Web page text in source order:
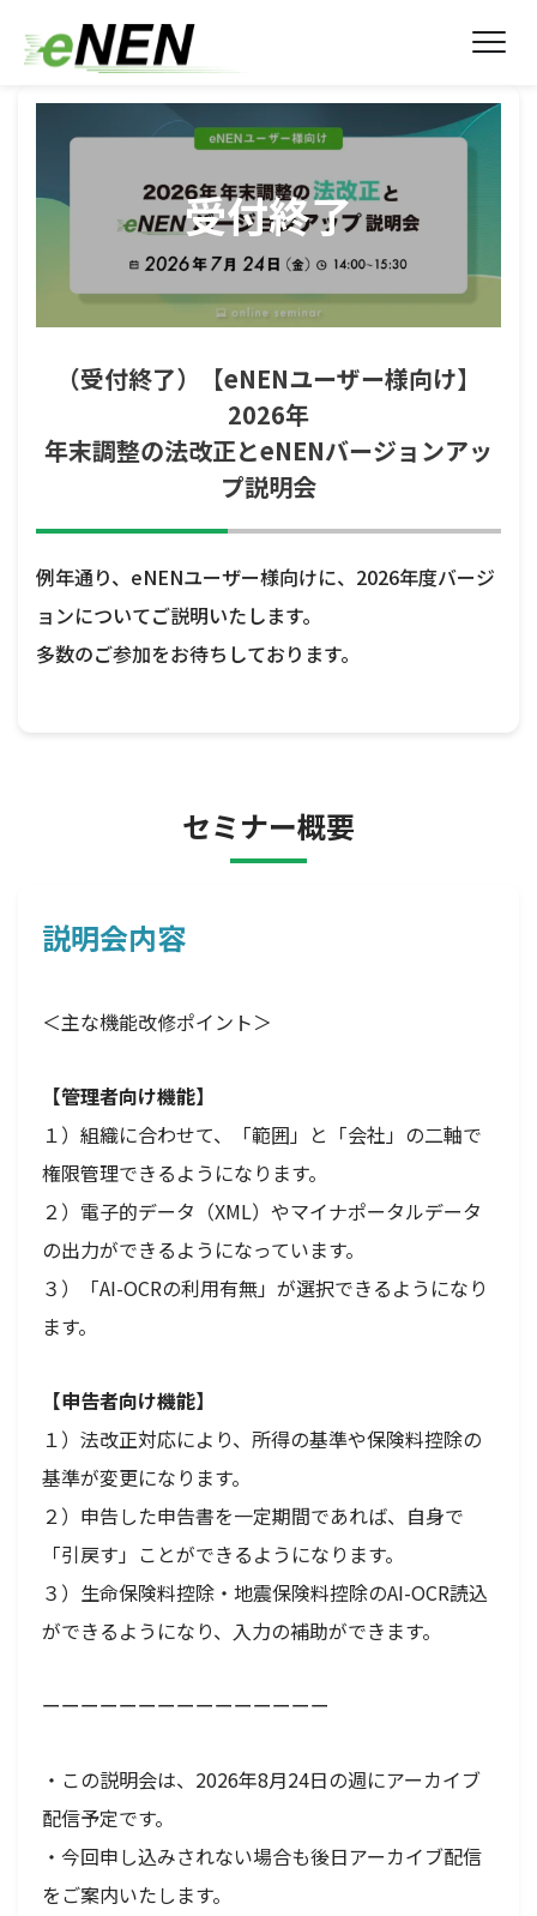
受付終了
（受付終了）【eNENユーザー様向け】
2026年
年末調整の法改正とeNENバージョンアッ
プ説明会
例年通り、 eNENユーザー様向けに、2026年度バージ
ョンについてご説明いたします。
多数のご参加をお待ちしております。
セミナー概要
説明会内容
＜主な機能改修ポイント＞
【管理者向け機能】
１）組織に合わせて、「範囲」と「会社」の二軸で
権限管理できるようになります。
２）電子的データ（XML）やマイナポータルデータ
の出力ができるようになっています。
３）「AI-OCRの利用有無」が選択できるようになり
ます。
【申告者向け機能】
１）法改正対応により、所得の基準や保険料控除の
基準が変更になります。
２）申告した申告書を一定期間であれば、自身で
「引戻す」ことができるようになります。
３）生命保険料控除・地震保険料控除のAI-OCR読込
ができるようになり、入力の補助ができます。
ーーーーーーーーーーーーーーー
・この説明会は、2026年8月24日の週にアーカイブ
配信予定です。
・今回申し込みされない場合も後日アーカイブ配信
をご案内いたします。